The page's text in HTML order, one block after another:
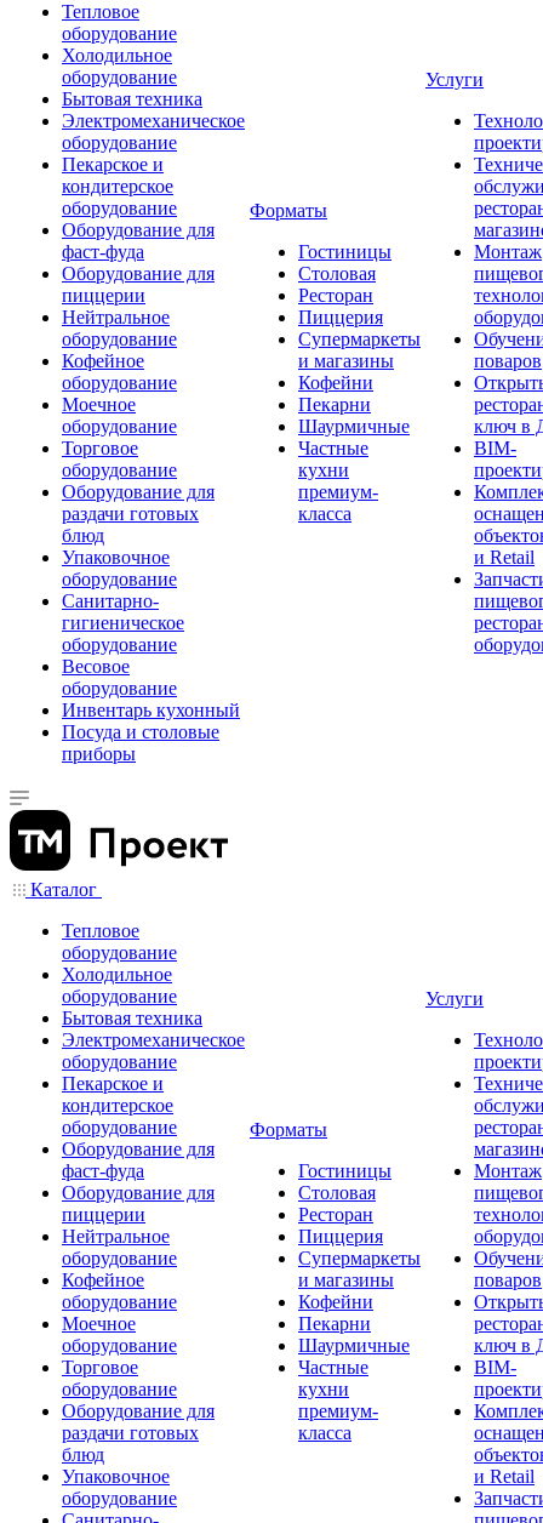
Тепловое
оборудование
Холодильное
оборудование
Бытовая техника
Электромеханическое
оборудование
Пекарское и
кондитерское
оборудование
Оборудование для
фаст-фуда
Оборудование для
пиццерии
Нейтральное
оборудование
Кофейное
оборудование
Моечное
оборудование
Торговое
оборудование
Оборудование для
раздачи готовых
блюд
Упаковочное
оборудование
Санитарно-
гигиеническое
оборудование
Весовое
оборудование
Инвентарь кухонный
Посуда и столовые
приборы
Форматы
Гостиницы
Столовая
Ресторан
Пиццерия
Супермаркеты
и магазины
Кофейни
Пекарни
Шаурмичные
Частные
кухни
премиум-
класса
Услуги
Монтаж
поваров
ключ в
BIM-
и Retail
Каталог
Тепловое
оборудование
Холодильное
оборудование
Бытовая техника
Электромеханическое
оборудование
Пекарское и
кондитерское
оборудование
Оборудование для
фаст-фуда
Оборудование для
пиццерии
Нейтральное
оборудование
Кофейное
оборудование
Моечное
оборудование
Торговое
оборудование
Оборудование для
раздачи готовых
блюд
Упаковочное
оборудование
Форматы
Гостиницы
Столовая
Ресторан
Пиццерия
Супермаркеты
и магазины
Кофейни
Пекарни
Шаурмичные
Частные
кухни
премиум-
класса
Услуги
Монтаж
поваров
ключ в
BIM-
и Retail